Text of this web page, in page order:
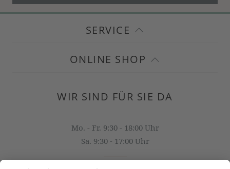
SERVICE
ONLINE SHOP
WIR SIND FÜR SIE DA
Mo. - Fr. 9:30 - 18:00 Uhr
Sa. 9:30 - 17:00 Uhr